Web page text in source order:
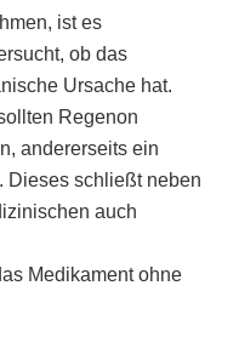
ist es
ob das
Ursache hat.
Regenon
andererseits ein
Dieses schließt neben
auch
Medikament ohne